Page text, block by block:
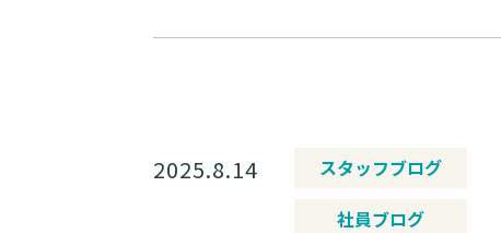
2025.8.14
スタッフブログ
社員ブログ